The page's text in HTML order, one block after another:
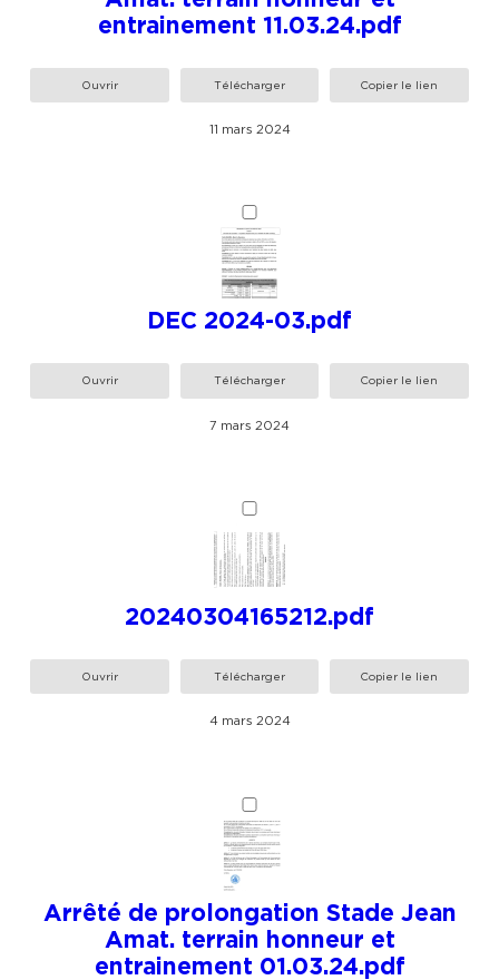
entrainement 11.03.24.pdf
Ouvrir Télécharger Copier le lien
11 mars 2024
DEC 2024-03.pdf
Ouvrir Télécharger Copier le lien
7 mars 2024
20240304165212.pdf
Ouvrir Télécharger Copier le lien
4 mars 2024
Arrêté de prolongation Stade Jean
Amat. terrain honneur et
entrainement 01.03.24.pdf